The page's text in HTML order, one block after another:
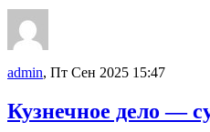
admin, Пт Сен 2025 15:47
Кузнечное дело —